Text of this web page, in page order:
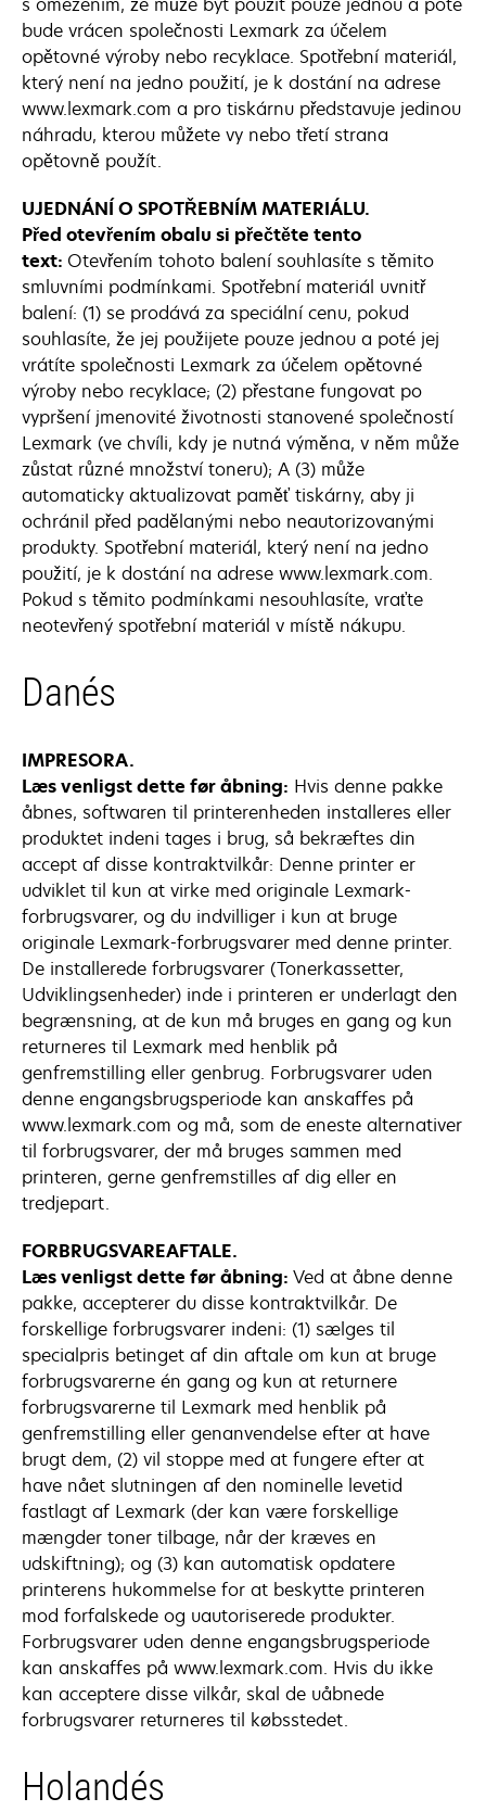
bude vrácen společnosti Lexmark za účelem
opětovné výroby nebo recyklace. Spotřební materiál,
který není na jedno použití, je k dostání na adrese
www.lexmark.com a pro tiskárnu představuje jedinou
náhradu, kterou můžete vy nebo třetí strana
opětovně použít.
UJEDNÁNÍ O SPOTŘEBNÍM MATERIÁLU.
Před otevřením obalu si přečtěte tento
text: Otevřením tohoto balení souhlasíte s těmito
smluvními podmínkami. Spotřební materiál uvnitř
balení: (1) se prodává za speciální cenu, pokud
souhlasíte, že jej použijete pouze jednou a poté jej
vrátíte společnosti Lexmark za účelem opětovné
výroby nebo recyklace; (2) přestane fungovat po
vypršení jmenovité životnosti stanovené společností
Lexmark (ve chvíli, kdy je nutná výměna, v něm může
zůstat různé množství toneru); A (3) může
automaticky aktualizovat paměť tiskárny, aby ji
ochránil před padělanými nebo neautorizovanými
produkty. Spotřební materiál, který není na jedno
použití, je k dostání na adrese www.lexmark.com.
Pokud s těmito podmínkami nesouhlasíte, vraťte
neotevřený spotřební materiál v místě nákupu.
Danés
IMPRESORA.
Læs venligst dette før åbning: Hvis denne pakke
åbnes, softwaren til printerenheden installeres eller
produktet indeni tages i brug, så bekræftes din
accept af disse kontraktvilkår: Denne printer er
udviklet til kun at virke med originale Lexmark-
forbrugsvarer, og du indvilliger i kun at bruge
originale Lexmark-forbrugsvarer med denne printer.
De installerede forbrugsvarer (Tonerkassetter,
Udviklingsenheder) inde i printeren er underlagt den
begrænsning, at de kun må bruges en gang og kun
returneres til Lexmark med henblik på
genfremstilling eller genbrug. Forbrugsvarer uden
denne engangsbrugsperiode kan anskaffes på
www.lexmark.com og må, som de eneste alternativer
til forbrugsvarer, der må bruges sammen med
printeren, gerne genfremstilles af dig eller en
tredjepart.
FORBRUGSVAREAFTALE.
Læs venligst dette før åbning: Ved at åbne denne
pakke, accepterer du disse kontraktvilkår. De
forskellige forbrugsvarer indeni: (1) sælges til
specialpris betinget af din aftale om kun at bruge
forbrugsvarerne én gang og kun at returnere
forbrugsvarerne til Lexmark med henblik på
genfremstilling eller genanvendelse efter at have
brugt dem, (2) vil stoppe med at fungere efter at
have nået slutningen af den nominelle levetid
fastlagt af Lexmark (der kan være forskellige
mængder toner tilbage, når der kræves en
udskiftning); og (3) kan automatisk opdatere
printerens hukommelse for at beskytte printeren
mod forfalskede og uautoriserede produkter.
Forbrugsvarer uden denne engangsbrugsperiode
kan anskaffes på www.lexmark.com. Hvis du ikke
kan acceptere disse vilkår, skal de uåbnede
forbrugsvarer returneres til købsstedet.
Holandés